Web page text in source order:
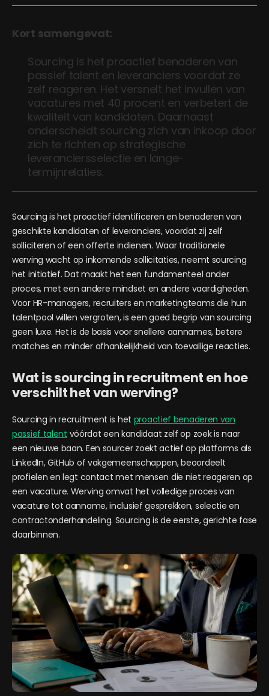
Kort samengevat:
Sourcing is het proactief benaderen van
passief talent en leveranciers voordat ze
zelf reageren. Het versnelt het invullen van
vacatures met 40 procent en verbetert de
kwaliteit van kandidaten. Daarnaast
onderscheidt sourcing zich van inkoop door
zich te richten op strategische
leveranciersselectie en lange-
termijnrelaties.
Sourcing is het proactief identificeren en benaderen van
geschikte kandidaten of leveranciers, voordat zij zelf
solliciteren of een offerte indienen. Waar traditionele
werving wacht op inkomende sollicitaties, neemt sourcing
het initiatief. Dat maakt het een fundamenteel ander
proces, met een andere mindset en andere vaardigheden.
Voor HR-managers, recruiters en marketingteams die hun
talentpool willen vergroten, is een goed begrip van sourcing
geen luxe. Het is de basis voor snellere aannames, betere
matches en minder afhankelijkheid van toevallige reacties.
Wat is sourcing in recruitment en hoe
verschilt het van werving?
Sourcing in recruitment is het proactief benaderen van
passief talent vóórdat een kandidaat zelf op zoek is naar
een nieuwe baan. Een sourcer zoekt actief op platforms als
LinkedIn, GitHub of vakgemeenschappen, beoordeelt
profielen en legt contact met mensen die niet reageren op
een vacature. Werving omvat het volledige proces van
vacature tot aanname, inclusief gesprekken, selectie en
contractonderhandeling. Sourcing is de eerste, gerichte fase
daarbinnen.